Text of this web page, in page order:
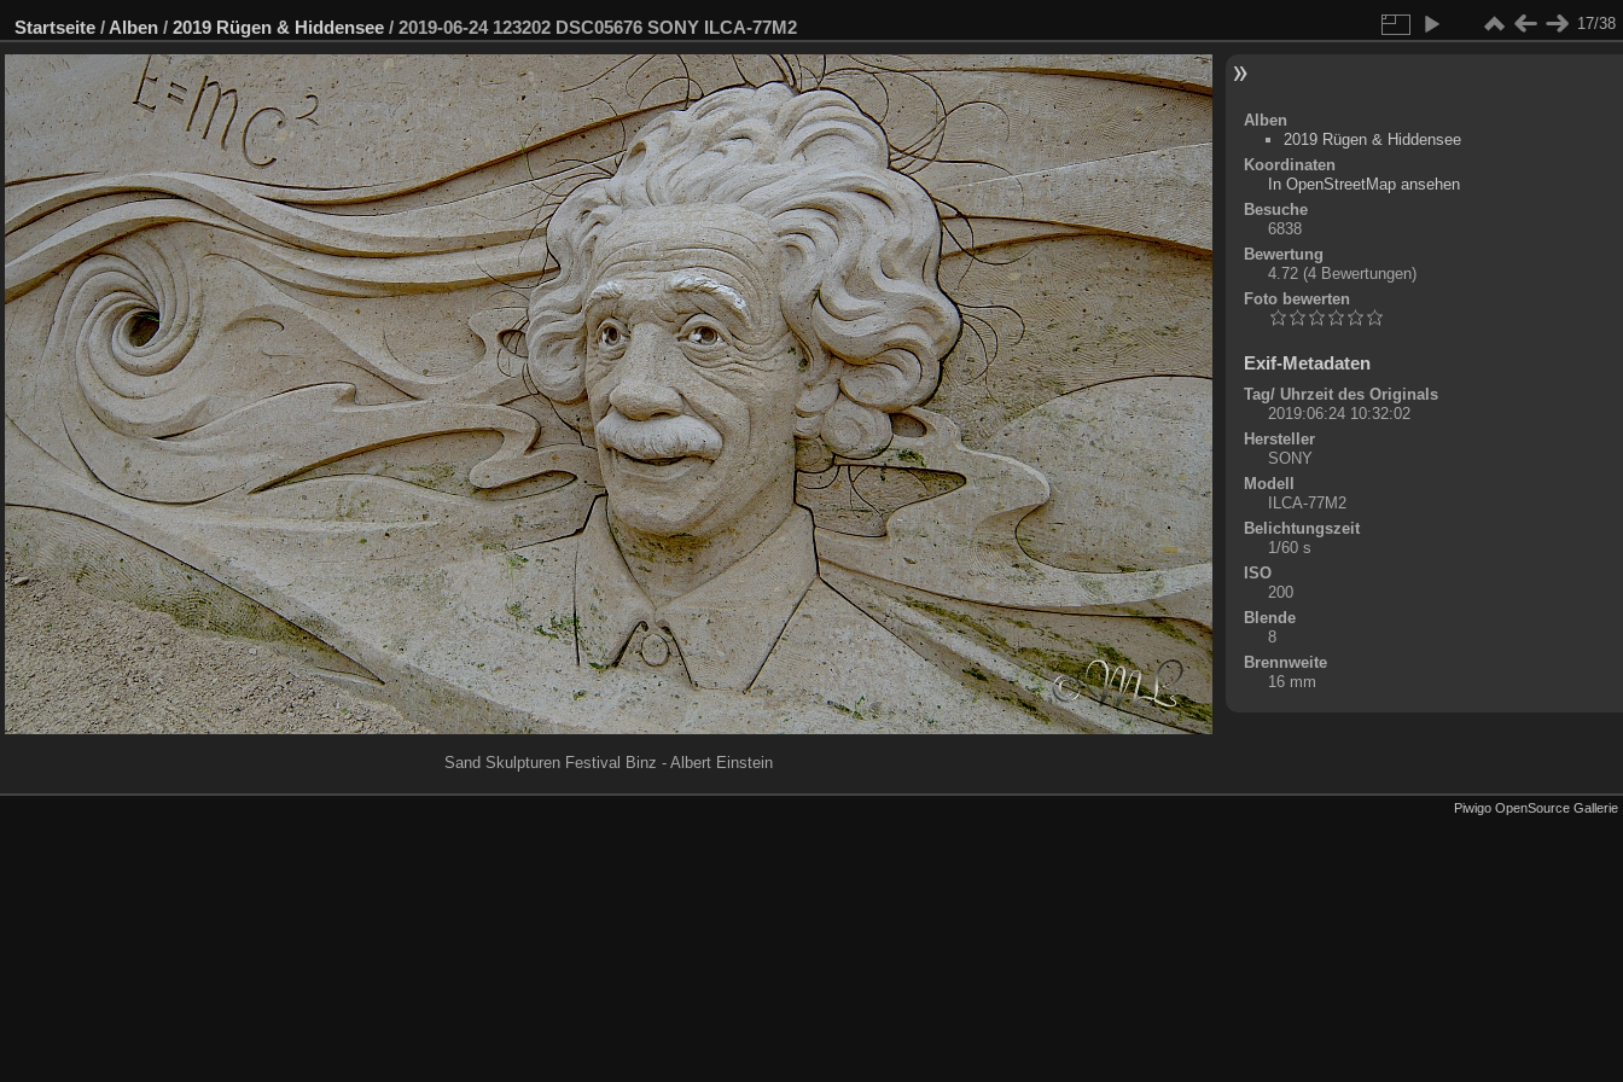
Startseite / Alben / 2019 Rügen & Hiddensee / 2019-06-24 123202 DSC05676 SONY ILCA-77M2 17/38
Sand Skulpturen Festival Binz - Albert Einstein
Alben
2019 Rügen & Hiddensee
Koordinaten
+
-
In OpenStreetMap ansehen
Besuche
6838
Bewertung
4.72 (4 Bewertungen)
Foto bewerten
Exif-Metadaten
Tag/ Uhrzeit des Originals
2019:06:24 10:32:02
Hersteller
SONY
Modell
ILCA-77M2
Belichtungszeit
1/60 s
ISO
200
Blende
8
Brennweite
16 mm
Piwigo OpenSource Gallerie